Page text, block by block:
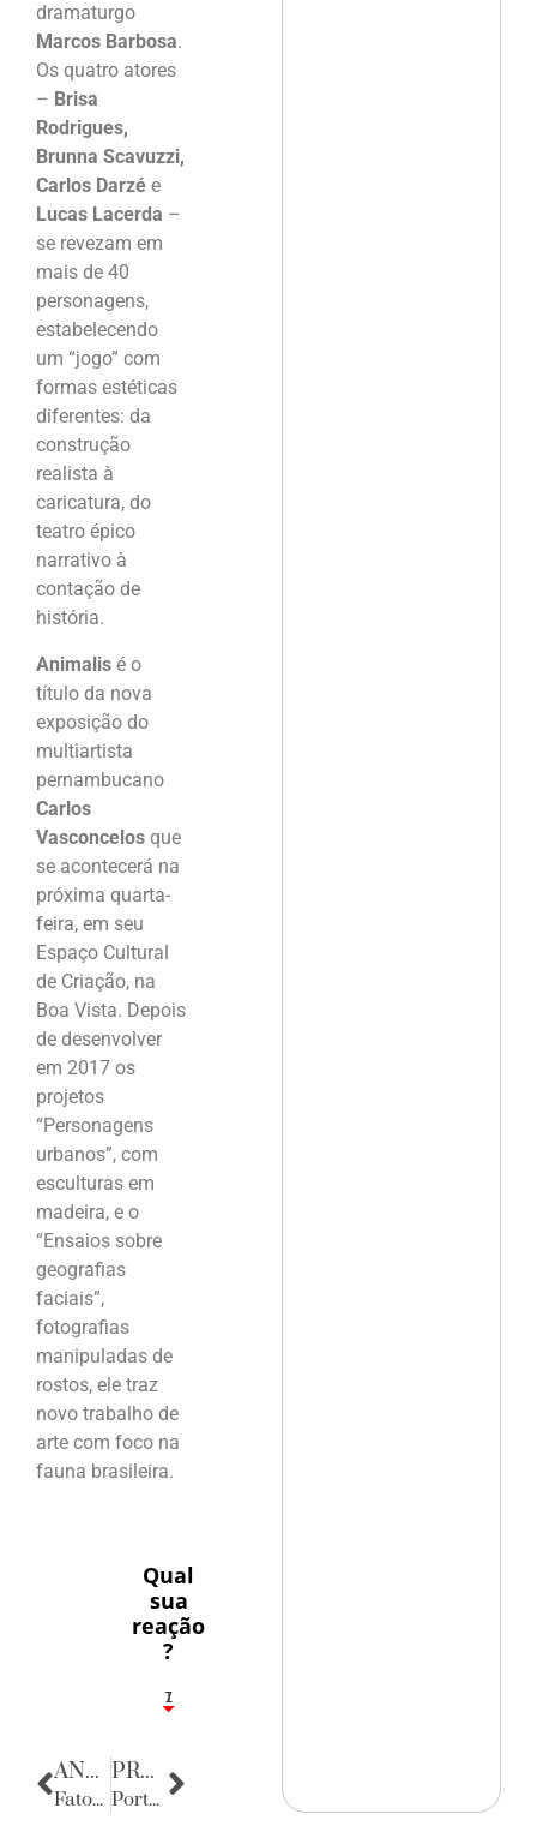
dramaturgo
Marcos Barbosa.
Os quatro atores
– Brisa
Rodrigues,
Brunna Scavuzzi,
Carlos Darzé e
Lucas Lacerda –
se revezam em
mais de 40
personagens,
estabelecendo
um “jogo” com
formas estéticas
diferentes: da
construção
realista à
caricatura, do
teatro épico
narrativo à
contação de
história.
Animalis é o
título da nova
exposição do
multiartista
pernambucano
Carlos
Vasconcelos que
se acontecerá na
próxima quarta-
feira, em seu
Espaço Cultural
de Criação, na
Boa Vista. Depois
de desenvolver
em 2017 os
projetos
“Personagens
urbanos”, com
esculturas em
madeira, e o
“Ensaios sobre
geografias
faciais”,
fotografias
manipuladas de
rostos, ele traz
novo trabalho de
arte com foco na
fauna brasileira.
Qual
sua
reação
?
1
7
ANTERIOR
Fatos Diversos
PRÓXIMA
Porta Retratos